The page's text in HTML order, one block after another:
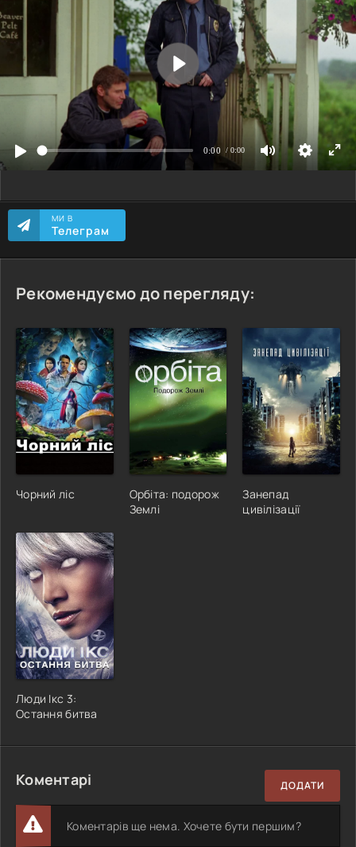
МИ В
Телеграм
Рекомендуємо до перегляду:
Чорний ліс
Орбіта: подорож
Землі
Занепад
цивілізації
Люди Ікс 3:
Остання битва
Коментарі ДОДАТИ
Коментарів ще нема. Хочете бути першим?